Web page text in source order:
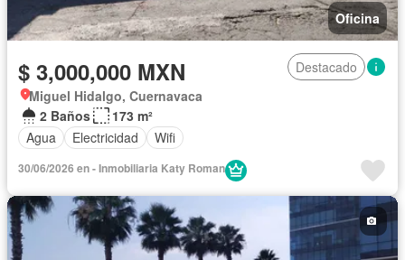
Oficina
$ 3,000,000 MXN
Destacado
Miguel Hidalgo, Cuernavaca
2 Baños
173 m²
Agua
Electricidad Wifi
30/06/2026 en - Inmobiliaria Katy Roman